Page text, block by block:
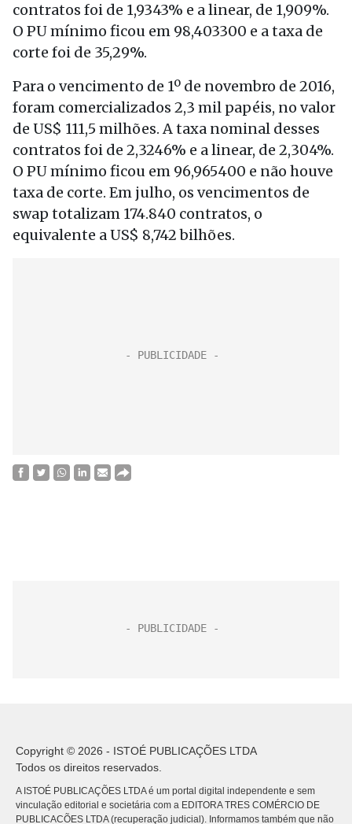
contratos foi de 1,9343% e a linear, de 1,909%.
O PU mínimo ficou em 98,403300 e a taxa de
corte foi de 35,29%.
Para o vencimento de 1º de novembro de 2016,
foram comercializados 2,3 mil papéis, no valor
de US$ 111,5 milhões. A taxa nominal desses
contratos foi de 2,3246% e a linear, de 2,304%.
O PU mínimo ficou em 96,965400 e não houve
taxa de corte. Em julho, os vencimentos de
swap totalizam 174.840 contratos, o
equivalente a US$ 8,742 bilhões.
Copyright © 2026 - ISTOÉ PUBLICAÇÕES LTDA
Todos os direitos reservados.
A ISTOÉ PUBLICAÇÕES LTDA é um portal digital independente e sem
vinculação editorial e societária com a EDITORA TRES COMÉRCIO DE
PUBLICACÕES LTDA (recuperação judicial). Informamos também que não